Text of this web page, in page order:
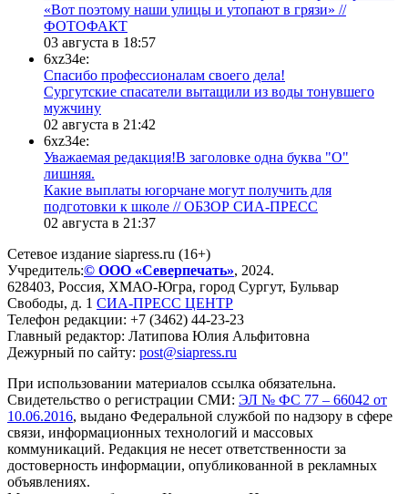
«Вот поэтому наши улицы и утопают в грязи» //
ФОТОФАКТ
03 августа в 18:57
6xz34e:
Спасибо профессионалам своего дела!
Сургутские спасатели вытащили из воды тонувшего
мужчину
02 августа в 21:42
6xz34e:
Уважаемая редакция!В заголовке одна буква "О"
лишняя.
Какие выплаты югорчане могут получить для
подготовки к школе // ОБЗОР СИА-ПРЕСС
02 августа в 21:37
Сетевое издание siapress.ru (16+)
Учредитель:© ООО «Северпечать», 2024.
628403, Россия, ХМАО-Югра, город Сургут, Бульвар
Свободы, д. 1 СИА-ПРЕСС ЦЕНТР
Телефон редакции: +7 (3462) 44-23-23
Главный редактор: Латипова Юлия Альфитовна
Дежурный по сайту: post@siapress.ru
При использовании материалов ссылка обязательна.
Свидетельство о регистрации СМИ: ЭЛ № ФС 77 – 66042 от
10.06.2016, выдано Федеральной службой по надзору в сфере
связи, информационных технологий и массовых
коммуникаций. Редакция не несет ответственности за
достоверность информации, опубликованной в рекламных
объявлениях.